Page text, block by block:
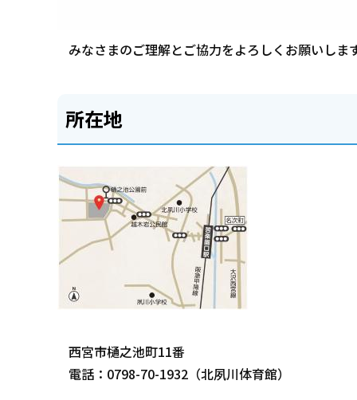
みなさまのご理解とご協力をよろしくお願いしま
所在地
西宮市樋之池町11番
電話：0798-70-1932（北夙川体育館）